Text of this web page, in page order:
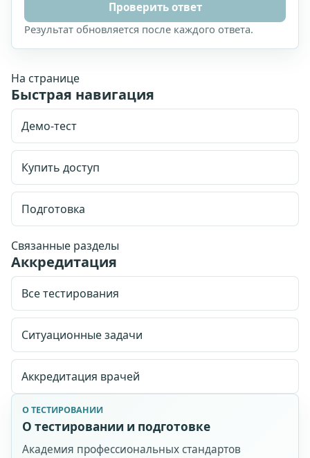
Стоимость доступа: 1999 рублей.
календарных дней.
Принимаюпубличную оферту
условия доступа.
ознакомлен ссогласием
Проверить ответ
Результат обновляется после каждого ответа.
На странице
Быстрая навигация
Демо-тест
Купить доступ
Подготовка
Связанные разделы
Аккредитация
Все тестирования
Ситуационные задачи
Аккредитация врачей
О ТЕСТИРОВАНИИ
О тестировании и подготовке
Академия профессиональных стандартов